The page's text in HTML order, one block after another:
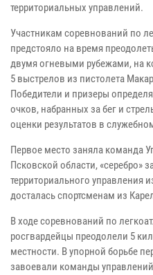
территориальных управлений.
Участникам соревнований по
предстояло на время
двумя огневыми рубежами, на
5 выстрелов из пистолета
Победители и призеры
очков, набранных за бег и
оценки результатов в
Первое место заняла команда
Псковской области, «серебро»
территориального управления
досталась спортсменам из
В ходе соревнований по
росгвардейцы преодолели 5
местности. В упорной борьбе
завоевали команды